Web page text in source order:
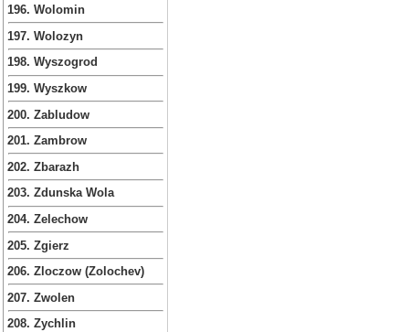
196. Wolomin
197. Wolozyn
198. Wyszogrod
199. Wyszkow
200. Zabludow
201. Zambrow
202. Zbarazh
203. Zdunska Wola
204. Zelechow
205. Zgierz
206. Zloczow (Zolochev)
207. Zwolen
208. Zychlin